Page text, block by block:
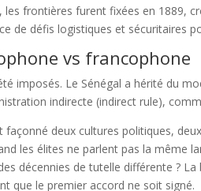
frontières furent fixées en 1889,
de défis logistiques et sécuritaires
vs francophone
imposés. Le Sénégal a hérité du
indirecte (indirect rule),
deux cultures politiques,
les élites ne parlent pas la même
décennies de tutelle différente ? La
que le premier accord ne soit signé.